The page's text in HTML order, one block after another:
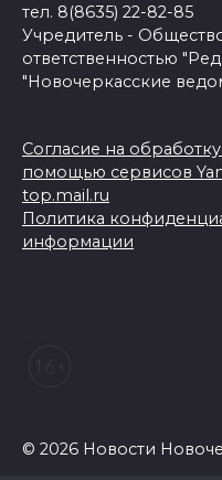
тел. 8(8635) 22-82-85
Учредитель -
ответственностью
"Новочеркасские
Согласие на
помощью сервисов
top.mail.ru
Политика
информации
© 2026 Новости